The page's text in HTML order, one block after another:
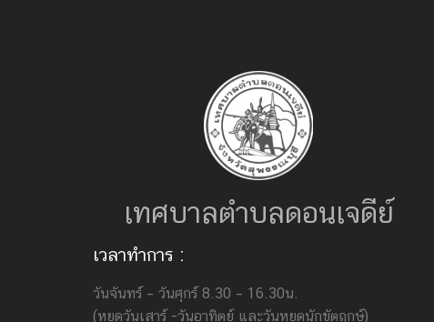
เทศบาลตำบลดอนเจดีย์
เวลาทำการ :
วันจันทร์ – วันศุกร์ 8.30 – 16.30น.
(หยุดวันเสาร์ -วันอาทิตย์ และวันหยุดนักขัตฤกษ์)